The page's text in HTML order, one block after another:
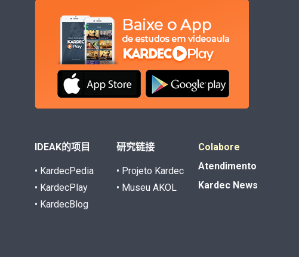
IDEAK的项目
• KardecPedia
• KardecPlay
• KardecBlog
研究链接
• Projeto Kardec
• Museu AKOL
Colabore
Atendimento
Kardec News